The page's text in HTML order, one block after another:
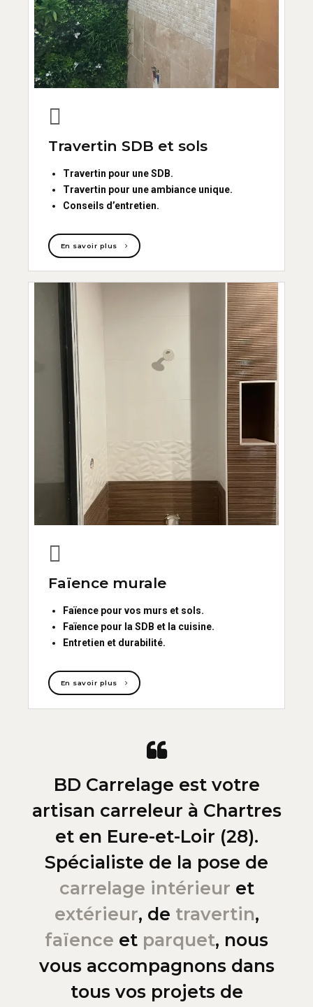
Travertin SDB et sols
Travertin pour une SDB.
Travertin pour une ambiance unique.
Conseils d’entretien.
En savoir plus
Faïence murale
Faïence pour vos murs et sols.
Faïence pour la SDB et la cuisine.
Entretien et durabilité.
En savoir plus
BD Carrelage est votre
artisan carreleur à Chartres
et en Eure-et-Loir (28).
Spécialiste de la pose de
carrelage intérieur et
extérieur, de travertin,
faïence et parquet, nous
vous accompagnons dans
tous vos projets de